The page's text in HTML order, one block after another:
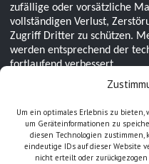
Um ein optimales Erlebnis zu bieten,
um Geräteinformationen zu
diesen Technologien zustimmen,
eindeutige IDs auf dieser Website
nicht erteilt oder
zufällige oder vorsätzliche
vollständigen Verlust,
Zugriff Dritter zu schützen.
werden entsprechend der
fortlaufend verbessert.
Diese Datenschutzerklärung
Durch die
geänderter gesetzlicher